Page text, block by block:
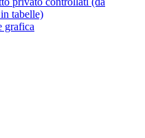
tabelle)
grafica